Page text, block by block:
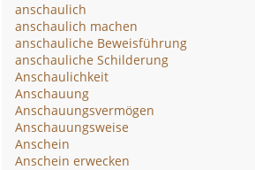
anschaulich
anschaulich machen
anschauliche Beweisführung
anschauliche Schilderung
Anschaulichkeit
Anschauung
Anschauungsvermögen
Anschauungsweise
Anschein
Anschein erwecken